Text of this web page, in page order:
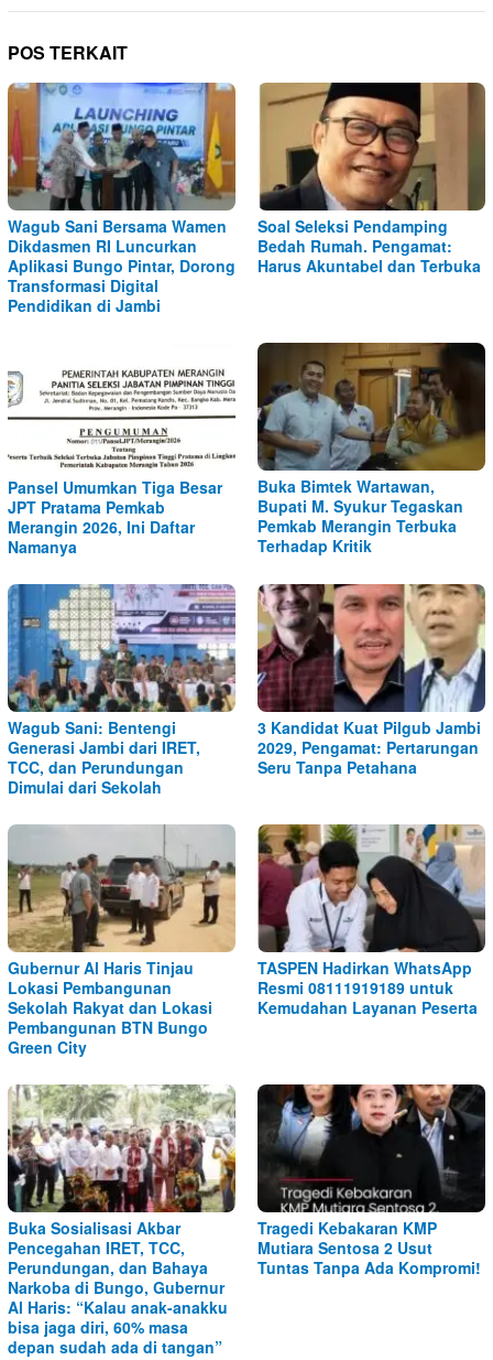
POS TERKAIT
Wagub Sani Bersama Wamen
Dikdasmen RI Luncurkan
Aplikasi Bungo Pintar, Dorong
Transformasi Digital
Pendidikan di Jambi
Soal Seleksi Pendamping
Bedah Rumah. Pengamat:
Harus Akuntabel dan Terbuka
Pansel Umumkan Tiga Besar
JPT Pratama Pemkab
Merangin 2026, Ini Daftar
Namanya
Buka Bimtek Wartawan,
Bupati M. Syukur Tegaskan
Pemkab Merangin Terbuka
Terhadap Kritik
Wagub Sani: Bentengi
Generasi Jambi dari IRET,
TCC, dan Perundungan
Dimulai dari Sekolah
3 Kandidat Kuat Pilgub Jambi
2029, Pengamat: Pertarungan
Seru Tanpa Petahana
Gubernur Al Haris Tinjau
Lokasi Pembangunan
Sekolah Rakyat dan Lokasi
Pembangunan BTN Bungo
Green City
TASPEN Hadirkan WhatsApp
Resmi 08111919189 untuk
Kemudahan Layanan Peserta
Buka Sosialisasi Akbar
Pencegahan IRET, TCC,
Perundungan, dan Bahaya
Narkoba di Bungo, Gubernur
Al Haris: “Kalau anak-anakku
bisa jaga diri, 60% masa
depan sudah ada di tangan”
Tragedi Kebakaran KMP
Mutiara Sentosa 2 Usut
Tuntas Tanpa Ada Kompromi!